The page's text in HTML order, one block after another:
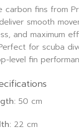
carbon fins from
smooth
and maximum
for scuba
level fin
50 cm
22 cm